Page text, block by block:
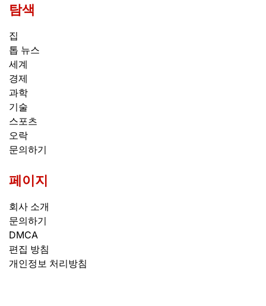
탐색
집
톱 뉴스
세계
경제
과학
기술
스포츠
오락
문의하기
페이지
회사 소개
문의하기
DMCA
편집 방침
개인정보 처리방침